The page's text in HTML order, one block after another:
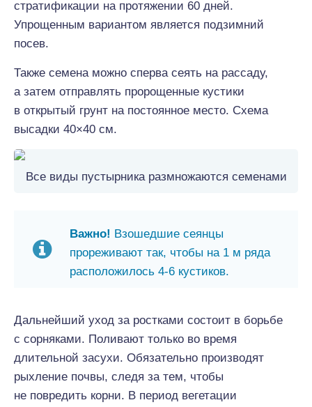
стратификации на протяжении 60 дней.
Упрощенным вариантом является подзимний
посев.
Также семена можно сперва сеять на рассаду,
а затем отправлять пророщенные кустики
в открытый грунт на постоянное место. Схема
высадки 40×40 см.
Все виды пустырника размножаются семенами
Важно! Взошедшие сеянцы
прореживают так, чтобы на 1 м ряда
расположилось 4-6 кустиков.
Дальнейший уход за ростками состоит в борьбе
с сорняками. Поливают только во время
длительной засухи. Обязательно производят
рыхление почвы, следя за тем, чтобы
не повредить корни. В период вегетации